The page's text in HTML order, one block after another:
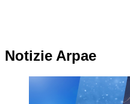
Notizie Arpae